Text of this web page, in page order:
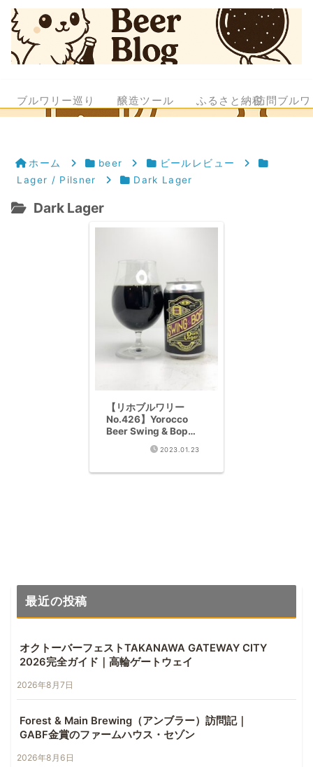
ブルワリー巡り 醸造ツール ふるさと納税訪問ブル
ホーム beer
ビールレビュー
Lager / Pilsner
Dark Lager
Dark Lager
【リホブルワリー
No.426】Yorocco
Beer Swing & Bop
Dark Lager 完全レビ
ュー｜神奈川・逗子の
2023.01.23
最近の投稿
オクトーバーフェストTAKANAWA GATEWAY CITY
2026完全ガイド｜高輪ゲートウェイ
2026年8月7日
Forest & Main Brewing（アンブラー）訪問記｜
GABF金賞のファームハウス・セゾン
2026年8月6日